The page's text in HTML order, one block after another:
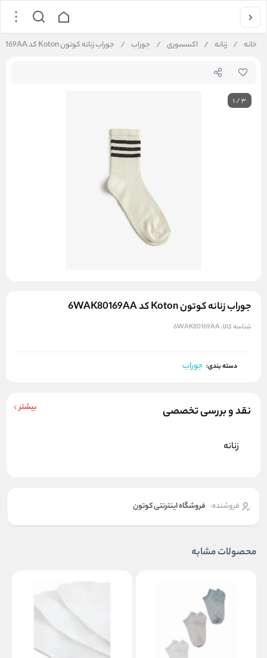
خانه / زنانه / اکسسوری / جوراب / جوراب زنانه کوتون Koton کد 6WAK80169AA
1/3
جوراب زنانه کوتون Koton کد 6WAK80169AA
شناسه کالا:6WAK80169AA
دسته بندی: جوراب
نقد و بررسی تخصصی بیشتر
زنانه
فروشنده: فروشگاه اینترنتی کوتون
محصولات مشابه